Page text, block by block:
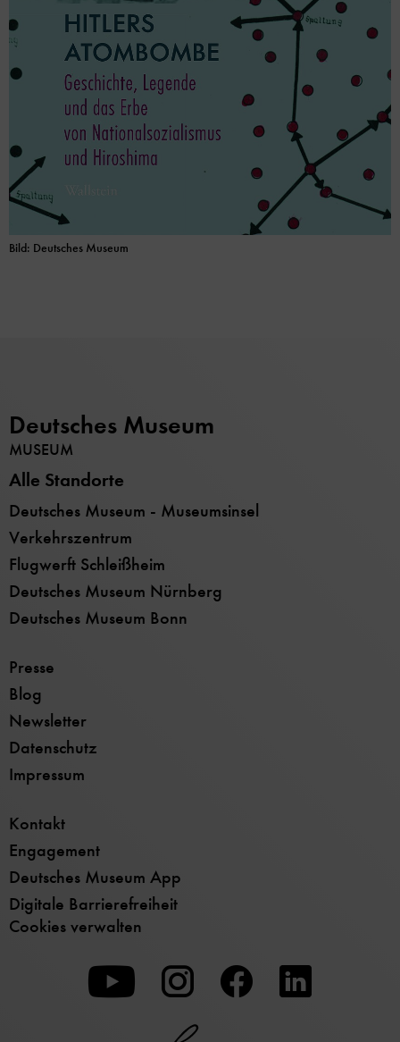
Bild: Deutsches Museum
Deutsches Museum
MUSEUM
Alle Standorte
Deutsches Museum - Museumsinsel
Verkehrszentrum
Flugwerft Schleißheim
Deutsches Museum Nürnberg
Deutsches Museum Bonn
Presse
Blog
Newsletter
Datenschutz
Impressum
Kontakt
Engagement
Deutsches Museum App
Digitale Barrierefreiheit
Cookies verwalten
Zu
unserer
Youtube-
Zu
unserer
Instagram-
Zu
unserer